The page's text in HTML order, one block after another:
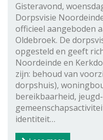
Gisteravond,
Dorpsvisie
officieel aangeboden
Oldebroek. De
opgesteld en geeft
Noordeinde en
zijn: behoud van
dorpshuis),
bereikbaarheid,
identiteit…